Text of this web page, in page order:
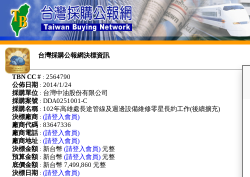
台灣採購公報網決標資訊
TBN CC # : 2564790
公佈日期 : 2014/1/24
採購單位 : 台灣中油股份有限公司
採購案號 : DDA0251001-C
採購名稱: 102年高雄處長途管線及週邊設備維修零星長約工作(後續擴充)
決標廠商 : (請登入會員)
廠商代碼 : 83647336
廠商電話: (請登入會員)
廠商地址 : (請登入會員)
決標金額: 新台幣 (請登入會員) 元整
預算金額: 新台幣 (請登入會員) 元整
底價金額: 新台幣 7,499,860 元整
決標日期 : (請登入會員)